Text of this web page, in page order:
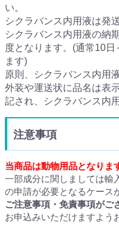
い。
シクラバンス内用液は発
シクラバンス内用液の納
度となります。(通常10
ます)
原則、シクラバンス内用
外装や運送状に品名は表
記され、シクラバンス内
注意事項
当商品は動物用品となりま
一部成分に関しましては輸
の申請が必要となるケース
ご注意事項・免責事項がご
お申込みいただけますよう